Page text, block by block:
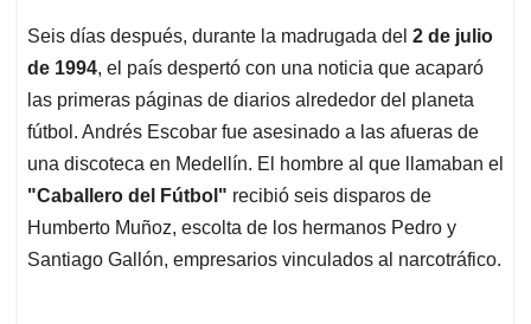
Seis días después, durante la madrugada del 2 de julio
de 1994, el país despertó con una noticia que acaparó
las primeras páginas de diarios alrededor del planeta
fútbol. Andrés Escobar fue asesinado a las afueras de
una discoteca en Medellín. El hombre al que llamaban el
"Caballero del Fútbol" recibió seis disparos de
Humberto Muñoz, escolta de los hermanos Pedro y
Santiago Gallón, empresarios vinculados al narcotráfico.